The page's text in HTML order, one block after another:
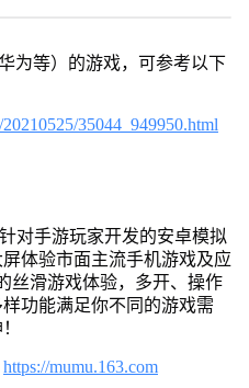
为等）的游戏，可参考以下
35044_949950.html
对手游玩家开发的安卓模拟
体验市面主流手机游戏及应
丝滑游戏体验，多开、操作
功能满足你不同的游戏需
https://mumu.163.com